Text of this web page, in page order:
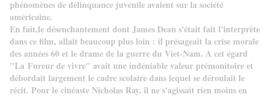
phénomènes de délinquance juvénile avaient sur la société
américaine.
En fait,le désenchantement dont James Dean s'était fait l'interprète
dans ce film, allait beaucoup plus loin : il présageait la crise morale
des années 60 et le drame de la guerre du Viet-Nam. A cet égard
"La Fureur de vivre" avait une indéniable valeur prémonitoire et
débordait largement le cadre scolaire dans lequel se déroulait le
récit. Pour le cinéaste Nicholas Ray, il ne s'agissait rien moins en